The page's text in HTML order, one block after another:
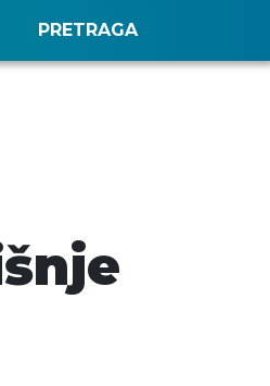
PRETRAGA